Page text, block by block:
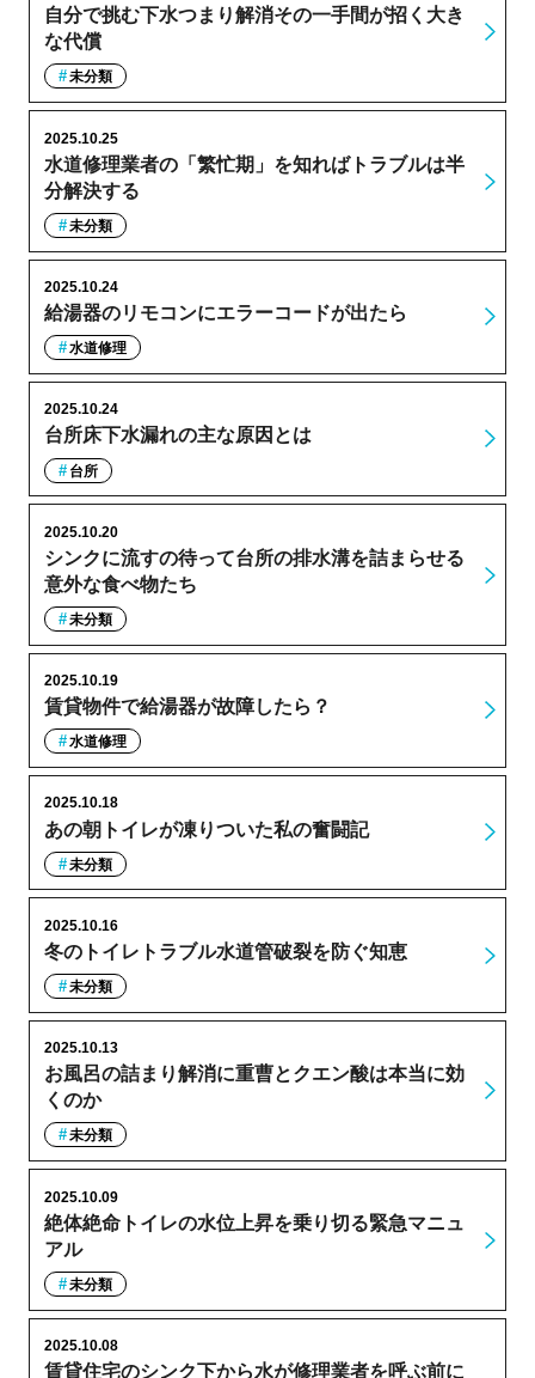
自分で挑む下水つまり解消その一手間が招く大き
な代償
未分類
水道修理業者の「繁忙期」を知ればトラブルは半
分解決する
2025.10.25
未分類
給湯器のリモコンにエラーコードが出たら
2025.10.24
水道修理
台所床下水漏れの主な原因とは
2025.10.24
台所
シンクに流すの待って台所の排水溝を詰まらせる
意外な食べ物たち
2025.10.20
未分類
賃貸物件で給湯器が故障したら？
2025.10.19
水道修理
あの朝トイレが凍りついた私の奮闘記
2025.10.18
未分類
冬のトイレトラブル水道管破裂を防ぐ知恵
2025.10.16
未分類
お風呂の詰まり解消に重曹とクエン酸は本当に効
くのか
2025.10.13
未分類
絶体絶命トイレの水位上昇を乗り切る緊急マニュ
アル
2025.10.09
未分類
賃貸住宅のシンク下から水が修理業者を呼ぶ前に
2025.10.08